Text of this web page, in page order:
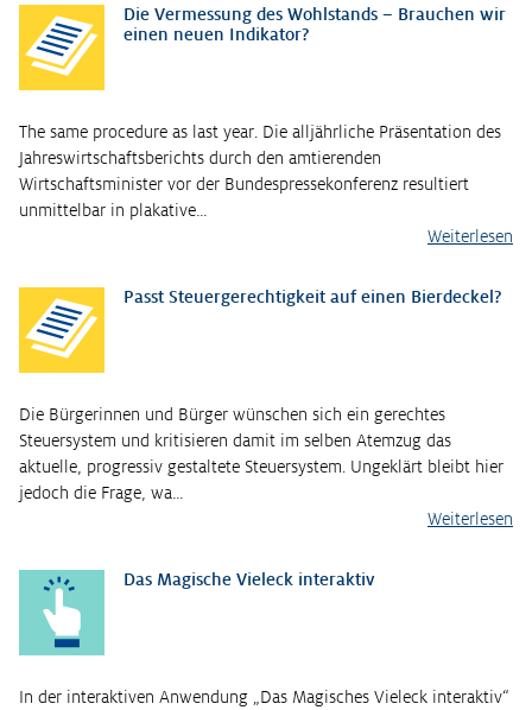
Die Vermessung des Wohlstands – Brauchen wir
einen neuen Indikator?
The same procedure as last year. Die alljährliche Präsentation des
Jahreswirtschaftsberichts durch den amtierenden
Wirtschaftsminister vor der Bundespressekonferenz resultiert
unmittelbar in plakative…
Weiterlesen
Passt Steuergerechtigkeit auf einen Bierdeckel?
Die Bürgerinnen und Bürger wünschen sich ein gerechtes
Steuersystem und kritisieren damit im selben Atemzug das
aktuelle, progressiv gestaltete Steuersystem. Ungeklärt bleibt hier
jedoch die Frage, wa…
Weiterlesen
Das Magische Vieleck interaktiv
In der interaktiven Anwendung „Das Magisches Vieleck interaktiv“